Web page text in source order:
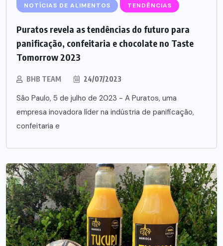
NOTÍCIAS DE ALIMENTOS TENDÊNCIAS
Puratos revela as tendências do futuro para
panificação, confeitaria e chocolate no Taste
Tomorrow 2023
BHB TEAM 24/07/2023
São Paulo, 5 de julho de 2023 - A Puratos, uma
empresa inovadora líder na indústria de panificação,
confeitaria e